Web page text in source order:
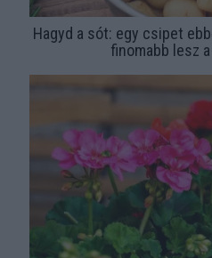
Hagyd a sót: egy csipet
finomabb lesz